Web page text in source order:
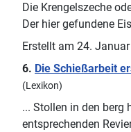
Die Krengelszeche
Der hier gefundene
Erstellt am 24. Januar
6. Die Schießarbeit
(Lexikon)
... Stollen in den berg
entsprechenden